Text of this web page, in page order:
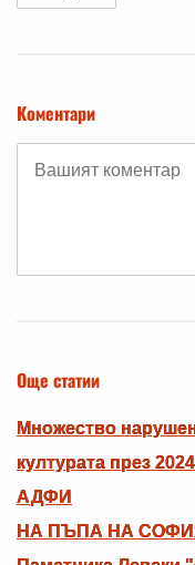
Коментари
Още статии
Множество
културата през
АДФИ
НА ПЪПА НА